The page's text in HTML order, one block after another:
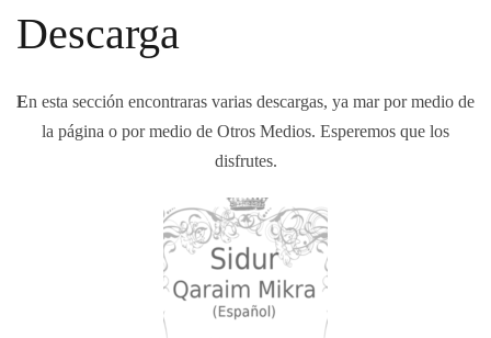
Descarga
En esta sección encontraras varias descargas, ya mar por medio de
la página o por medio de Otros Medios. Esperemos que los
disfrutes.